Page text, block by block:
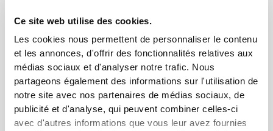
Ce site web utilise des cookies.
Les cookies nous permettent de personnaliser le contenu
et les annonces, d'offrir des fonctionnalités relatives aux
médias sociaux et d'analyser notre trafic. Nous
partageons également des informations sur l'utilisation de
notre site avec nos partenaires de médias sociaux, de
publicité et d'analyse, qui peuvent combiner celles-ci
avec d'autres informations que vous leur avez fournies
meilleur maintien et un plus grand confort.
une grande liberté de mouvement.
CARACTÉRISTIQUES DU
PRODUIT